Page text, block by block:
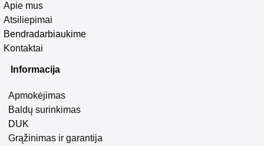
Apie mus
Atsiliepimai
Bendradarbiaukime
Kontaktai
Informacija
Apmokėjimas
Baldų surinkimas
DUK
Grąžinimas ir garantija